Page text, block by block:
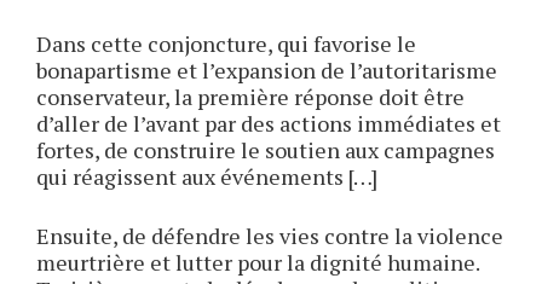
Dans cette conjoncture, qui favorise le
bonapartisme et l’expansion de l’autoritarisme
conservateur, la première réponse doit être
d’aller de l’avant par des actions immédiates et
fortes, de construire le soutien aux campagnes
qui réagissent aux événements […]
Ensuite, de défendre les vies contre la violence
meurtrière et lutter pour la dignité humaine.